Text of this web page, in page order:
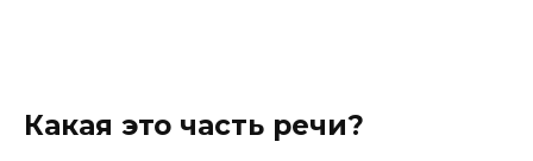
Какая это часть речи?